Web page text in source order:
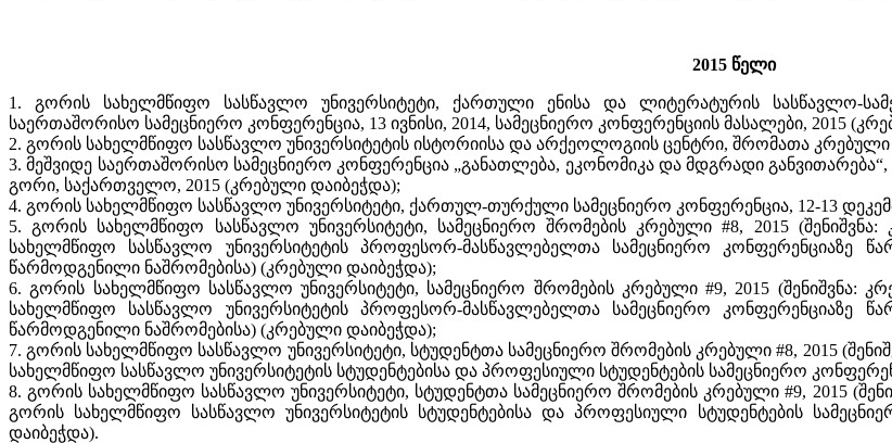
2015 წელი
1. გორის სახელმწიფო სასწავლო უნივერსიტეტი, ქართული ენისა და ლიტერატურის სასწავლო-
საერთაშორისო სამეცნიერო კონფერენცია, 13 ივნისი, 2014, სამეცნიერო კონფერენციის მასალები, 2015
2. გორის სახელმწიფო სასწავლო უნივერსიტეტის ისტორიისა და არქეოლოგიის ცენტრი, შრომათა კრებული
3. მეშვიდე საერთაშორისო სამეცნიერო კონფერენცია „განათლება, ეკონომიკა და მდგრადი
გორი, საქართველო, 2015 (კრებული დაიბეჭდა);
4. გორის სახელმწიფო სასწავლო უნივერსიტეტი, ქართულ-თურქული სამეცნიერო კონფერენცია, 12-13
5. გორის სახელმწიფო სასწავლო უნივერსიტეტი, სამეცნიერო შრომების კრებული #8, 2015
სახელმწიფო სასწავლო უნივერსიტეტის პროფესორ-მასწავლებელთა სამეცნიერო კონფერენციაზე
წარმოდგენილი ნაშრომებისა) (კრებული დაიბეჭდა);
6. გორის სახელმწიფო სასწავლო უნივერსიტეტი, სამეცნიერო შრომების კრებული #9, 2015 (შენიშვნა:
სახელმწიფო სასწავლო უნივერსიტეტის პროფესორ-მასწავლებელთა სამეცნიერო კონფერენციაზე
წარმოდგენილი ნაშრომებისა) (კრებული დაიბეჭდა);
7. გორის სახელმწიფო სასწავლო უნივერსიტეტი, სტუდენტთა სამეცნიერო შრომების კრებული #8, 2015
სახელმწიფო სასწავლო უნივერსიტეტის სტუდენტებისა და პროფესიული სტუდენტების სამეცნიერო
8. გორის სახელმწიფო სასწავლო უნივერსიტეტი, სტუდენტთა სამეცნიერო შრომების კრებული #9, 2015
გორის სახელმწიფო სასწავლო უნივერსიტეტის სტუდენტებისა და პროფესიული სტუდენტების
დაიბეჭდა).